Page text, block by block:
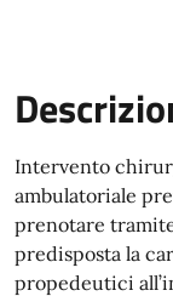
Intervento
ambulatoriale
prenotare
predisposta la
propedeutici